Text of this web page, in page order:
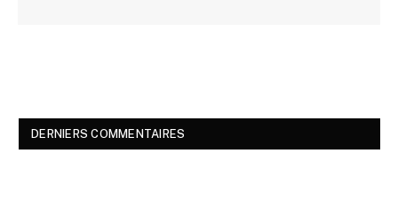
DERNIERS COMMENTAIRES